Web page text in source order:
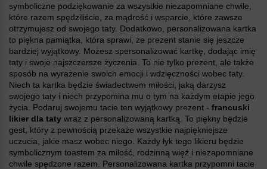
symboliczne podziękowanie za wszystkie niezapomniane chwile,
które razem spędziliście, za mądrość i wsparcie, które zawsze
otrzymujesz od swojego taty. Dodatkowo, personalizowana kartka
to piękna pamiątka, która sprawi, że prezent stanie się jeszcze
bardziej wyjątkowy. Możesz spersonalizować kartkę, dodając imię
taty i swoje najszczersze życzenia. To nie tylko prezent, ale także
sposób na wyrażenie swoich emocji i wdzięczności wobec taty.
Niech ta kartka będzie świadectwem miłości, jaką darzysz
swojego taty i niech przypomina mu o tym na każdym etapie jego
życia. Podaruj swojemu tacie ten wyjątkowy prezent - francuski
likier dla taty wraz z personalizowaną kartką. To piękny będzie
gest, który z pewnością przekaże wszystkie najpiękniejsze
uczucia, jakie masz wobec niego. Każdy łyk tego likieru będzie
symbolicznym toastem za miłość, rodzinną więź i niezapomniane
chwile spędzone razem. Personalizowana kartka przypomni tacie